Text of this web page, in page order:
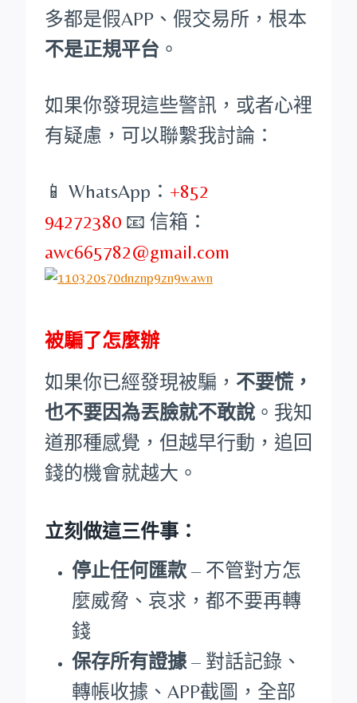
多都是假APP、假交易所，根本
不是正規平台 。
如果你發現這些警訊，或者心裡
有疑慮，可以聯繫我討論：
📱 WhatsApp： +852
94272380 📧 信箱：
awc665782@gmail.com
被騙了怎麼辦
如果你已經發現被騙， 不要慌，
也不要因為丟臉就不敢說 。我知
道那種感覺，但越早行動，追回
錢的機會就越大。
立刻做這三件事：
停止任何匯款 – 不管對方怎
麼威脅、哀求，都不要再轉
錢
保存所有證據 – 對話記錄、
轉帳收據、APP截圖，全部